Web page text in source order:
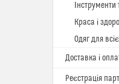
Краса і
Одяг для
Доставка і
Реєстрація